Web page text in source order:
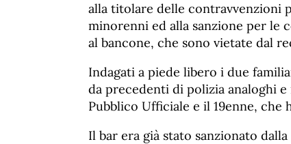
alla titolare delle contravvenzioni
minorenni ed alla sanzione per le
al bancone, che sono vietate dal
Indagati a piede libero i due
da precedenti di polizia analoghi
Pubblico Ufficiale e il 19enne,
Il bar era già stato sanzionato